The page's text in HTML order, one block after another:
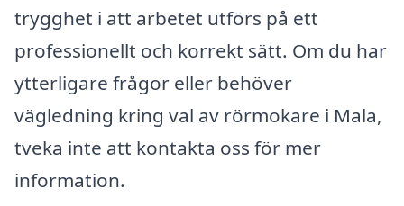
trygghet i att arbetet utförs på ett
professionellt och korrekt sätt. Om du har
ytterligare frågor eller behöver
vägledning kring val av rörmokare i Mala,
tveka inte att kontakta oss för mer
information.